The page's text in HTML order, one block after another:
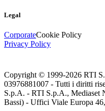
Legal
CorporateCookie Policy
Privacy Policy
Copyright © 1999-2026 RTI
03976881007 - Tutti i diritti
S.p.A. - RTI S.p.A., Mediaset
Bassi) - Uffici Viale Europa